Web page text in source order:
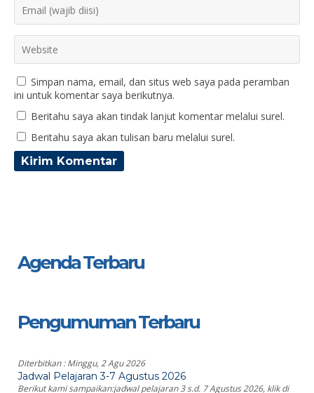
Simpan nama, email, dan situs web saya pada peramban
ini untuk komentar saya berikutnya.
Beritahu saya akan tindak lanjut komentar melalui surel.
Beritahu saya akan tulisan baru melalui surel.
Agenda Terbaru
Pengumuman Terbaru
Diterbitkan :Minggu, 2 Agu 2026
Jadwal Pelajaran 3-7 Agustus 2026
Berikut kami sampaikan:jadwal pelajaran 3 s.d. 7 Agustus 2026, klik di